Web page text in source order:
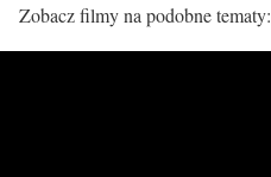
Zobacz filmy na podobne tematy: